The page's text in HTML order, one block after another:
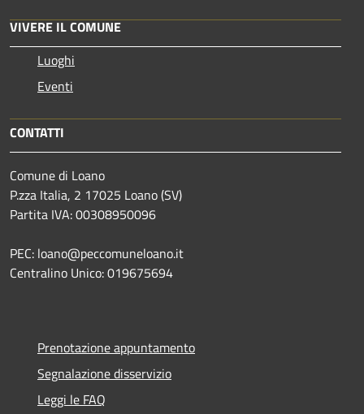
VIVERE IL COMUNE
Luoghi
Eventi
CONTATTI
Comune di Loano
P.zza Italia, 2 17025 Loano (SV)
Partita IVA: 00308950096
PEC: loano@peccomuneloano.it
Centralino Unico: 019675694
Prenotazione appuntamento
Segnalazione disservizio
Leggi le FAQ